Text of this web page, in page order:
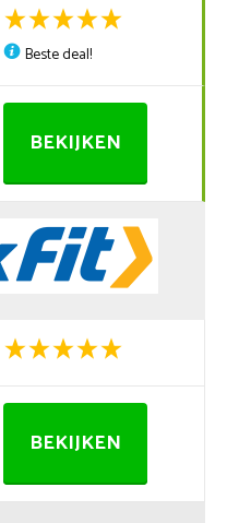
Beste deal!
BEKIJKEN
BEKIJKEN